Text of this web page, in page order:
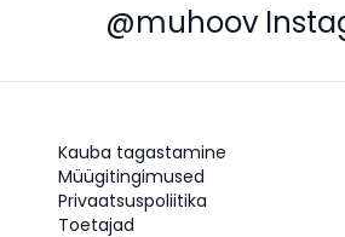
@muhoov
Kauba tagastamine
Müügitingimused
Privaatsuspoliitika
Toetajad